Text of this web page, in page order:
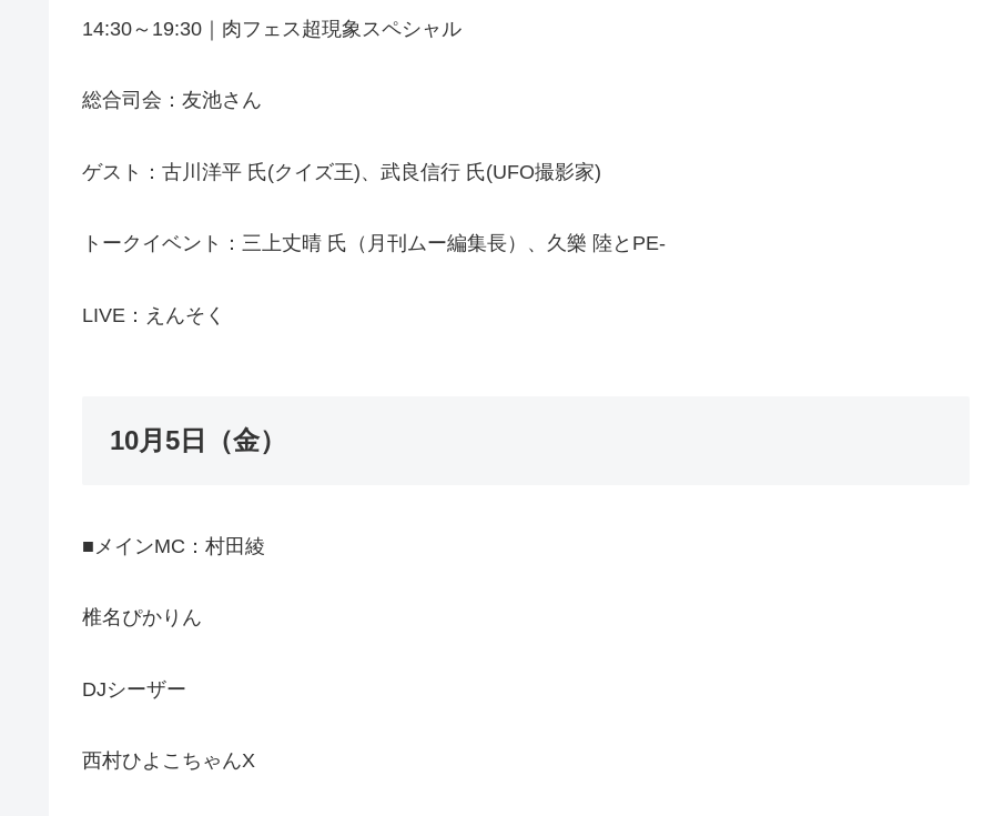
14:30～19:30｜肉フェス超現象スペシャル
総合司会：友池さん
ゲスト：古川洋平 氏(クイズ王)、武良信行 氏(UFO撮影家)
トークイベント：三上丈晴 氏（月刊ムー編集長）、久樂 陸とPE-
LIVE：えんそく
10月5日（金）
■メインMC：村田綾
椎名ぴかりん
DJシーザー
西村ひよこちゃんX